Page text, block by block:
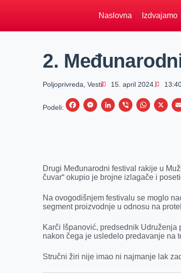
Naslovna Izdvajamo
2.
Poljoprivreda ,Vesti 15. april 2024.
Podeli:
F
o
k
M
n
e
L
d
n
V
W
A
p
X
Drugi Međunarodni festival rakije u
čuvar“ okupio je brojne izlagače i
Na ovogodišnjem festivalu se moglo
segment proizvodnje u odnosu na
Karči Išpanović, predsednik Udruženja
nakon čega je usledelo predavanje na
Stručni žiri nije imao ni najmanje lak